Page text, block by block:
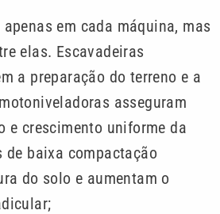
em cada máquina, mas
elas. Escavadeiras
a preparação do terreno e a
asseguram
e crescimento uniforme da
de baixa compactação
do solo e aumentam o